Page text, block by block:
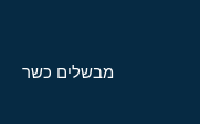
מבשלים כשר